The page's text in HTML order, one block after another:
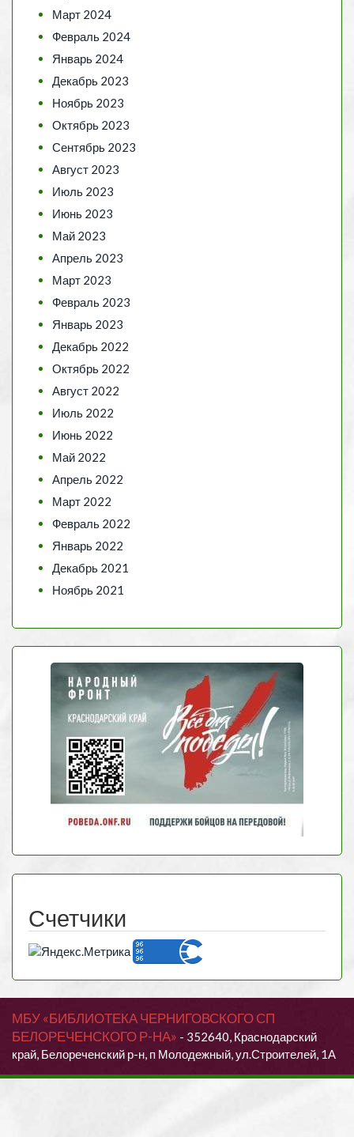
Март 2024
Февраль 2024
Январь 2024
Декабрь 2023
Ноябрь 2023
Октябрь 2023
Сентябрь 2023
Август 2023
Июль 2023
Июнь 2023
Май 2023
Апрель 2023
Март 2023
Февраль 2023
Январь 2023
Декабрь 2022
Октябрь 2022
Август 2022
Июль 2022
Июнь 2022
Май 2022
Апрель 2022
Март 2022
Февраль 2022
Январь 2022
Декабрь 2021
Ноябрь 2021
Счетчики
МБУ «БИБЛИОТЕКА ЧЕРНИГОВСКОГО СП
БЕЛОРЕЧЕНСКОГО Р-НА» - 352640, Краснодарский
край, Белореченский р-н, п Молодежный, ул.Строителей, 1А